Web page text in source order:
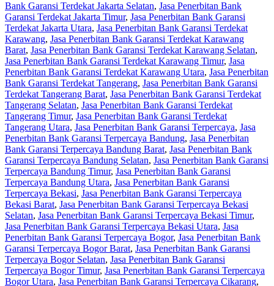
Bank Garansi Terdekat Jakarta Selatan, Jasa Penerbitan Bank
Garansi Terdekat Jakarta Timur, Jasa Penerbitan Bank Garansi
Terdekat Jakarta Utara, Jasa Penerbitan Bank Garansi Terdekat
Karawang, Jasa Penerbitan Bank Garansi Terdekat Karawang
Barat, Jasa Penerbitan Bank Garansi Terdekat Karawang Selatan,
Jasa Penerbitan Bank Garansi Terdekat Karawang Timur, Jasa
Penerbitan Bank Garansi Terdekat Karawang Utara, Jasa Penerbitan
Bank Garansi Terdekat Tangerang, Jasa Penerbitan Bank Garansi
Terdekat Tangerang Barat, Jasa Penerbitan Bank Garansi Terdekat
Tangerang Selatan, Jasa Penerbitan Bank Garansi Terdekat
Tangerang Timur, Jasa Penerbitan Bank Garansi Terdekat
Tangerang Utara, Jasa Penerbitan Bank Garansi Terpercaya, Jasa
Penerbitan Bank Garansi Terpercaya Bandung, Jasa Penerbitan
Bank Garansi Terpercaya Bandung Barat, Jasa Penerbitan Bank
Garansi Terpercaya Bandung Selatan, Jasa Penerbitan Bank Garansi
Terpercaya Bandung Timur, Jasa Penerbitan Bank Garansi
Terpercaya Bandung Utara, Jasa Penerbitan Bank Garansi
Terpercaya Bekasi, Jasa Penerbitan Bank Garansi Terpercaya
Bekasi Barat, Jasa Penerbitan Bank Garansi Terpercaya Bekasi
Selatan, Jasa Penerbitan Bank Garansi Terpercaya Bekasi Timur,
Jasa Penerbitan Bank Garansi Terpercaya Bekasi Utara, Jasa
Penerbitan Bank Garansi Terpercaya Bogor, Jasa Penerbitan Bank
Garansi Terpercaya Bogor Barat, Jasa Penerbitan Bank Garansi
Terpercaya Bogor Selatan, Jasa Penerbitan Bank Garansi
Terpercaya Bogor Timur, Jasa Penerbitan Bank Garansi Terpercaya
Bogor Utara, Jasa Penerbitan Bank Garansi Terpercaya Cikarang,